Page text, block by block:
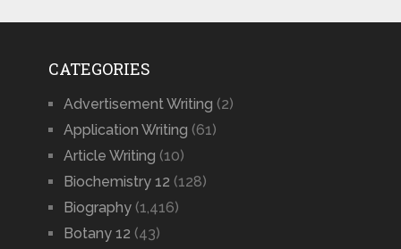
CATEGORIES
Advertisement Writing (2)
Application Writing (61)
Article Writing (10)
Biochemistry 12 (128)
Biography(1,416)
Botany 12 (43)